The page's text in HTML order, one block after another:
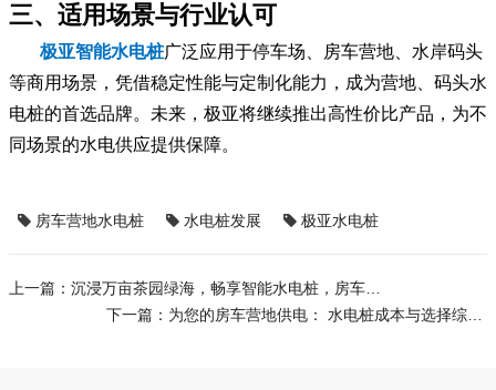
三、适用场景与行业认可
极亚智能水电桩广泛应用于停车场、房车营地、水岸码头
等商用场景，凭借稳定性能与定制化能力，成为营地、码头水
电桩的首选品牌。未来，极亚将继续推出高性价比产品，为不
同场景的水电供应提供保障。
房车营地水电桩 水电桩发展 极亚水电桩
上一篇：
下一篇：